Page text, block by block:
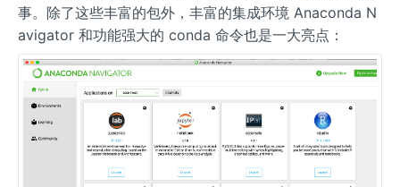
事。除了这些丰富的包外，丰富的集成环境 Anaconda N
avigator 和功能强大的 conda 命令也是一大亮点：